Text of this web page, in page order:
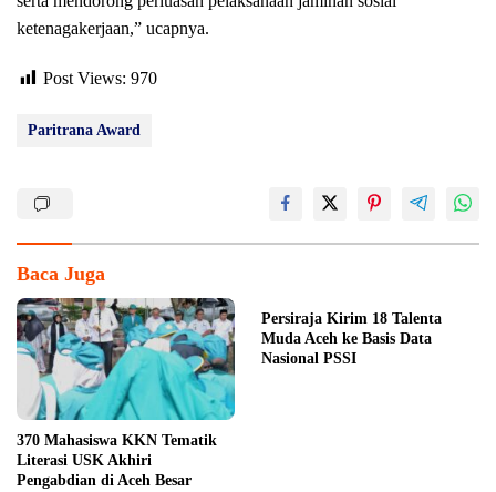
ketenagakerjaan,” ucapnya.
Post Views: 970
Paritrana Award
Baca Juga
370 Mahasiswa KKN Tematik
Literasi USK Akhiri
Pengabdian di Aceh Besar
Persiraja Kirim 18 Talenta
Muda Aceh ke Basis Data
Nasional PSSI